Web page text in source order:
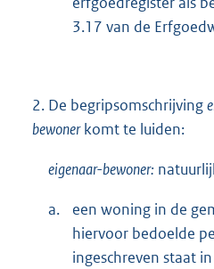
3.17 van de
2. De begripsomschrijving
bewonerkomt te luiden:
eigenaar-bewoner:
a.
een woning in de
hiervoor bedoelde
ingeschreven staat